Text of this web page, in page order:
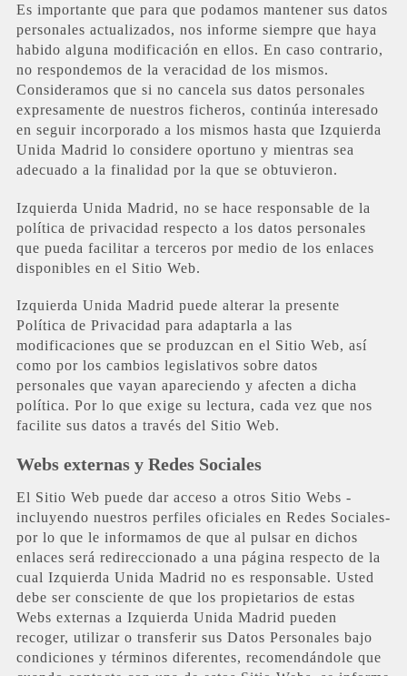
Es importante que para que podamos mantener sus datos
personales actualizados, nos informe siempre que haya
habido alguna modificación en ellos. En caso contrario,
no respondemos de la veracidad de los mismos.
Consideramos que si no cancela sus datos personales
expresamente de nuestros ficheros, continúa interesado
en seguir incorporado a los mismos hasta que Izquierda
Unida Madrid lo considere oportuno y mientras sea
adecuado a la finalidad por la que se obtuvieron.
Izquierda Unida Madrid, no se hace responsable de la
política de privacidad respecto a los datos personales
que pueda facilitar a terceros por medio de los enlaces
disponibles en el Sitio Web.
Izquierda Unida Madrid puede alterar la presente
Política de Privacidad para adaptarla a las
modificaciones que se produzcan en el Sitio Web, así
como por los cambios legislativos sobre datos
personales que vayan apareciendo y afecten a dicha
política. Por lo que exige su lectura, cada vez que nos
facilite sus datos a través del Sitio Web.
Webs externas y Redes Sociales
El Sitio Web puede dar acceso a otros Sitio Webs -
incluyendo nuestros perfiles oficiales en Redes Sociales-
por lo que le informamos de que al pulsar en dichos
enlaces será redireccionado a una página respecto de la
cual Izquierda Unida Madrid no es responsable. Usted
debe ser consciente de que los propietarios de estas
Webs externas a Izquierda Unida Madrid pueden
recoger, utilizar o transferir sus Datos Personales bajo
condiciones y términos diferentes, recomendándole que